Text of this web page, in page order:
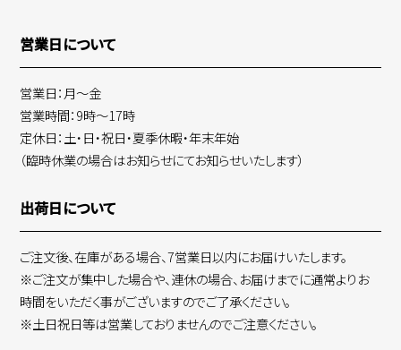
営業日について
営業日：月～金
営業時間：9時～17時
定休日：土・日・祝日・夏季休暇・年末年始
（臨時休業の場合はお知らせにてお知らせいたします）
出荷日について
ご注文後、在庫がある場合、7営業日以内にお届けいたします。
※ご注文が集中した場合や、連休の場合、お届けまでに通常よりお
時間をいただく事がございますのでご了承ください。
※土日祝日等は営業しておりませんのでご注意ください。